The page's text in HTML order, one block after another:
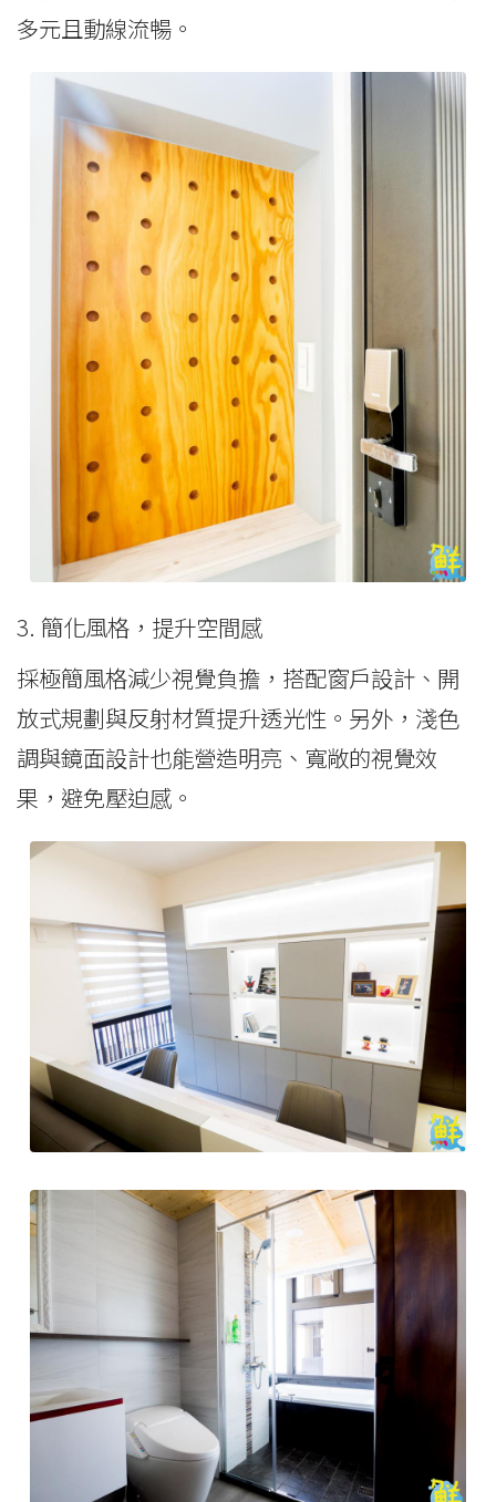
多元且動線流暢。
3. 簡化風格，提升空間感
採極簡風格減少視覺負擔，搭配窗戶設計、開
放式規劃與反射材質提升透光性。另外，淺色
調與鏡面設計也能營造明亮、寬敞的視覺效
果，避免壓迫感。